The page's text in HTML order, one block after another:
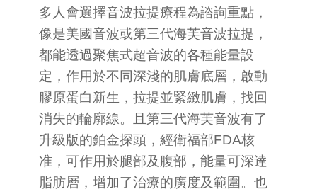
多人會選擇音波拉提療程為諮詢重點，
像是美國音波或第三代海芙音波拉提，
都能透過聚焦式超音波的各種能量設
定，作用於不同深淺的肌膚底層，啟動
膠原蛋白新生，拉提並緊緻肌膚，找回
消失的輪廓線。且第三代海芙音波有了
升級版的鉑金探頭，經衛福部FDA核
准，可作用於腿部及腹部，能量可深達
脂肪層，增加了治療的廣度及範圍。也